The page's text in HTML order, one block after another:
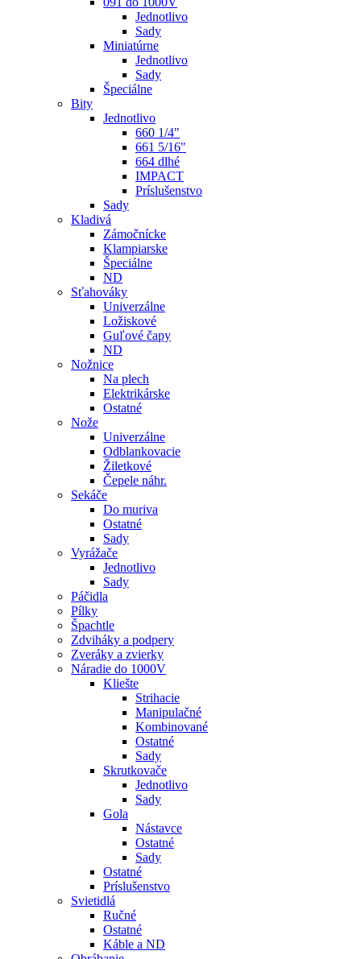
Jednotlivo
Sady
Miniatúrne
Jednotlivo
Sady
Špeciálne
Bity
Jednotlivo
660 1/4"
661 5/16"
664 dlhé
IMPACT
Príslušenstvo
Sady
Kladivá
Zámočnícke
Klampiarske
Špeciálne
ND
Sťahováky
Univerzálne
Ložiskové
Guľové čapy
ND
Nožnice
Na plech
Elektrikárske
Ostatné
Nože
Univerzálne
Odblankovacie
Žiletkové
Čepele náhr.
Sekáče
Do muriva
Ostatné
Sady
Vyrážače
Jednotlivo
Sady
Páčidla
Pílky
Špachtle
Zdviháky a podpery
Zveráky a zvierky
Náradie do 1000V
Kliešte
Strihacie
Manipulačné
Kombinované
Ostatné
Sady
Skrutkovače
Jednotlivo
Sady
Gola
Nástavce
Ostatné
Sady
Ostatné
Príslušenstvo
Svietidlá
Ručné
Ostatné
Káble a ND